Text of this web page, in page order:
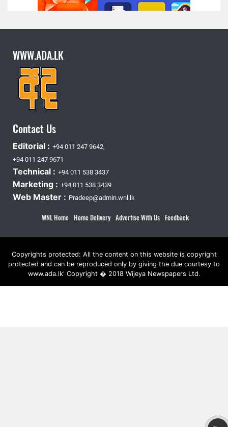
WWW.ADA.LK
Contact Us
Editorial : +94 011 247 9642,
+94 011 247 9671
Technical : +94 011 538 3437
Marketing : +94 011 538 3439
Web Master : Pradeep@admin.wnl.lk
WNL Home Home Delivery Advertise With Us Feedback
Copyrights protected: All the content on this website is copyright
protected and can be reproduced only by giving the due courtesy to
www.ada.lk' Copyright � 2018 Wijeya Newspapers Ltd.